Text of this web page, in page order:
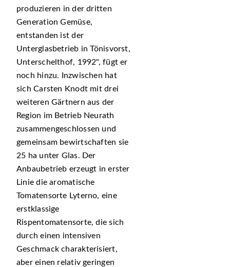
produzieren in der dritten
Generation Gemüse,
entstanden ist der
Unterglasbetrieb in Tönisvorst,
Unterschelthof, 1992 , fügt er
noch hinzu. Inzwischen hat
sich Carsten Knodt mit drei
weiteren Gärtnern aus der
Region im Betrieb Neurath
zusammengeschlossen und
gemeinsam bewirtschaften sie
25 ha unter Glas. Der
Anbaubetrieb erzeugt in erster
Linie die aromatische
Tomatensorte Lyterno, eine
erstklassige
Rispentomatensorte, die sich
durch einen intensiven
Geschmack charakterisiert,
aber einen relativ geringen